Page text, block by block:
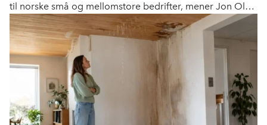
til norske små og mellomstore bedrifter, mener Jon Olav
Sigvartsen, styreleder i Norgeshus JOS Bygg og leder av
NHOs SMB-forum.